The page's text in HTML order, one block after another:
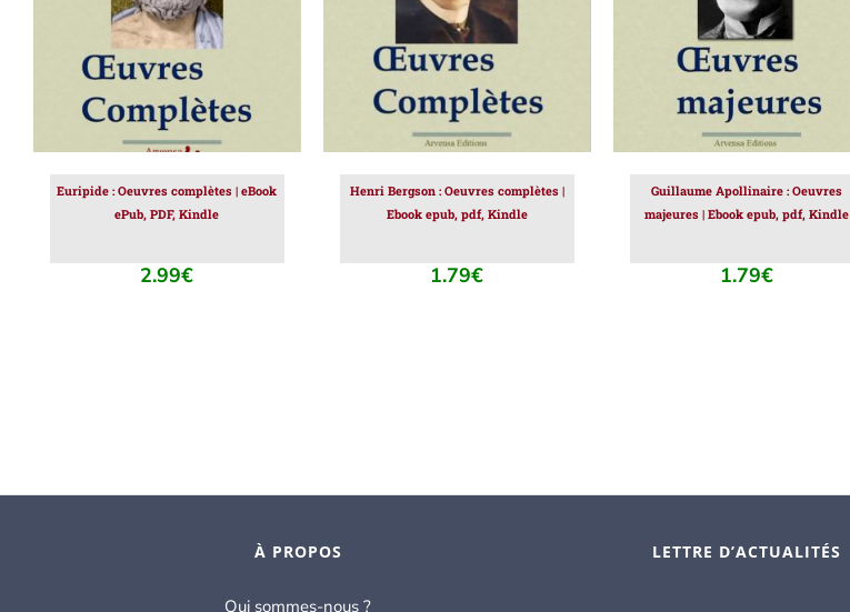
Euripide : Oeuvres complètes | eBook
ePub, PDF, Kindle
2.99€
Henri Bergson : Oeuvres complètes |
Ebook epub, pdf, Kindle
1.79€
Guillaume Apollinaire : Oeuvres
majeures | Ebook epub, pdf, Kindle
1.79€
À PROPOS
Qui sommes-nous ?
LETTRE D’ACTUALITÉS